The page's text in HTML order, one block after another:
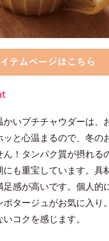
かいプチチャウダーは、
と心温まるので、冬の
ん！タンパク質が摂れる
も重宝しています。具
感が高いです。個人的
ポタージュがお気に入り
コクを感じます。